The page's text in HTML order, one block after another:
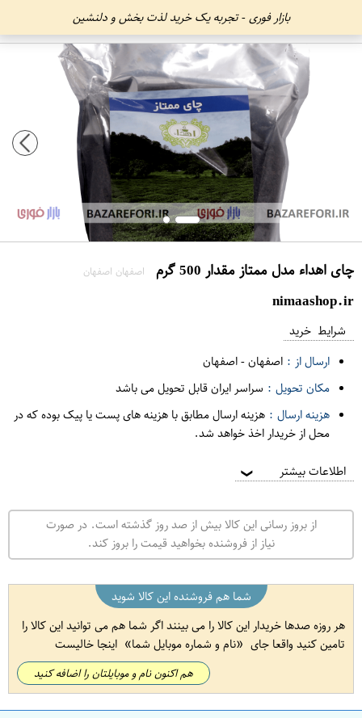
بازار فوری - تجربه یک خرید لذت بخش و دلنشین
چای اهداء مدل ممتاز مقدار 500 گرم اصفهان اصفهان
nimaashop.ir
شرایط خرید
ارسال از : اصفهان-اصفهان
مکان تحویل : سراسر ایران قابل تحویل می باشد
هزینه ارسال : هزینه ارسال مطابق با هزینه های پست یا پیک بوده که در
محل از خریدار اخذ خواهد شد.
اطلاعات بیشتر ❯
از بروز رسانی این کالا بیش از صد روز گذشته است. در صورت
نیاز از فروشنده بخواهید قیمت را بروز کند.
شما هم فروشنده این کالا شوید
هر روزه صدها خریدار این کالا را می بینند اگر شما هم می توانید این کالا را
تامین کنید واقعا جای
نام و شماره موبایل شما اینجا خالیست
هم اکنون نام و موبایلتان را اضافه کنید